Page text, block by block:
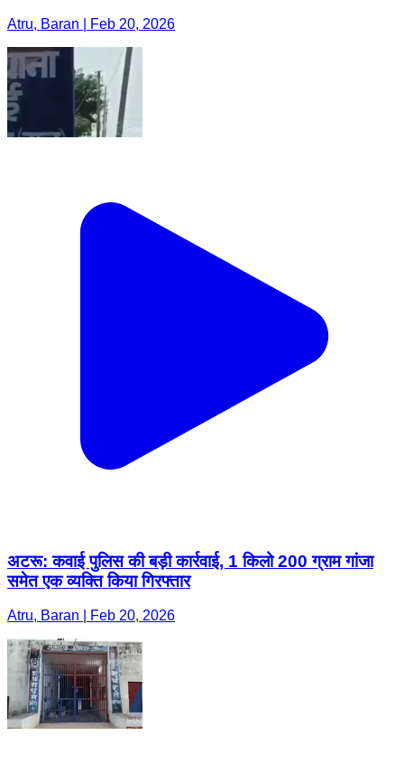
Atru, Baran | Feb 20, 2026
अटरू: कवाई पुलिस की बड़ी कार्रवाई, 1 किलो 200 ग्राम गांजा
समेत एक व्यक्ति किया गिरफ्तार
Atru, Baran | Feb 20, 2026